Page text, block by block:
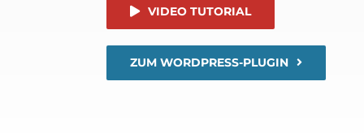
VIDEO TUTORIAL
ZUM WORDPRESS-PLUGIN